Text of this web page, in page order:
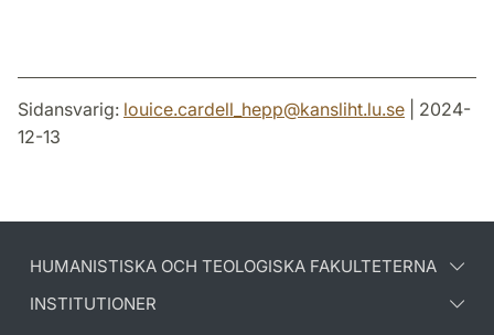
Sidansvarig: louice.cardell_hepp@kansliht.lu.se | 2024-
12-13
HUMANISTISKA OCH TEOLOGISKA FAKULTETERNA
INSTITUTIONER